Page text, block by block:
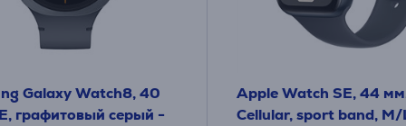
Galaxy Watch8, 40
графитовый серый -
Apple Watch SE, 44
Cellular, sport band, M/